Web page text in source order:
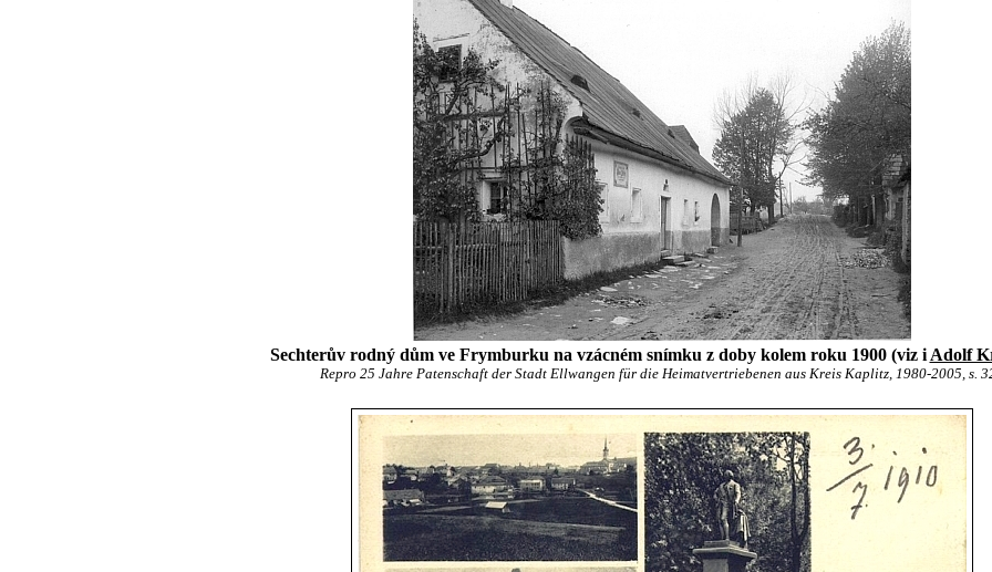
Sechterův rodný dům ve Frymburku na vzácném snímku z doby kolem roku 1900 (viz i Adolf
Repro 25 Jahre Patenschaft der Stadt Ellwangen für die Heimatvertriebenen aus Kreis Kaplitz, 1980-2005, s.